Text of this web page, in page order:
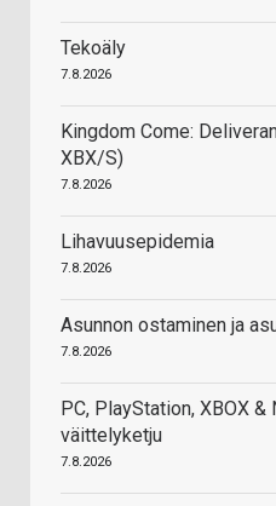
Tekoäly
7.8.2026
Kingdom Come:
XBX/S)
7.8.2026
Lihavuusepidemia
7.8.2026
Asunnon ostaminen ja
7.8.2026
PC, PlayStation, XBOX
väittelyketju
7.8.2026